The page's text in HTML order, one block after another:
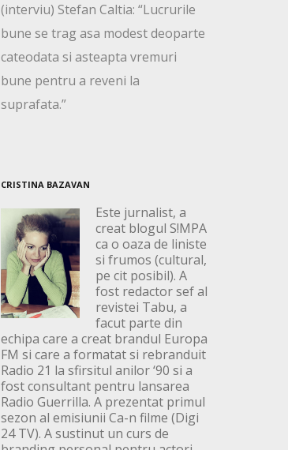
(interviu) Stefan Caltia: “Lucrurile
bune se trag asa modest deoparte
cateodata si asteapta vremuri
bune pentru a reveni la
suprafata.”
CRISTINA BAZAVAN
Este jurnalist, a
creat blogul S!MPA
ca o oaza de liniste
si frumos (cultural,
pe cit posibil). A
fost redactor sef al
revistei Tabu, a
facut parte din
echipa care a creat brandul Europa
FM si care a formatat si rebranduit
Radio 21 la sfirsitul anilor ‘90 si a
fost consultant pentru lansarea
Radio Guerrilla. A prezentat primul
sezon al emisiunii Ca-n filme (Digi
24 TV). A sustinut un curs de